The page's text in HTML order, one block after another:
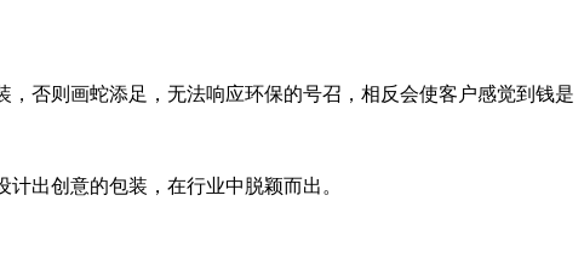
否则画蛇添足，无法响应环保的号召，相反会使客户感觉到钱是
出创意的包装，在行业中脱颖而出。